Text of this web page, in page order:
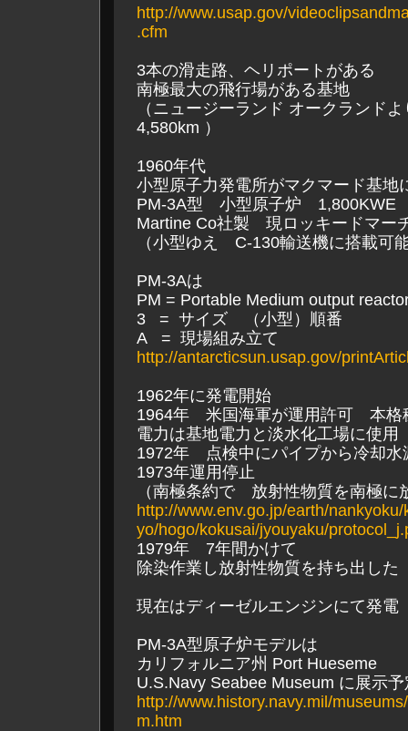
http://www.usap.gov/
.cfm
3本の滑走路、ヘリポートがある
南極最大の飛行場がある基地
（ニュージーランド オークランド
4,580km ）
1960年代
小型原子力発電所がマクマード基地
PM-3A型 小型原子炉
Martine Co社製 現ロッキードマー
（小型ゆえ C-130輸送機に搭載可
PM-3Aは
PM = Portable Medium output
3 = サイズ （小型）順番
A = 現場組み立て
http://antarcticsun.usap.gov/
1962年に発電開始
1964年 米国海軍が運用許可 本格
電力は基地電力と淡水化工場に使用
1972年 点検中にパイプから冷却水
1973年運用停止
（南極条約で 放射性物質を南極に
http://www.env.go.jp/earth/
yo/hogo/kokusai/jyouyaku/
1979年 7年間かけて
除染作業し放射性物質を持ち出した
現在はディーゼルエンジンにて発電
PM-3A型原子炉モデルは
カリフォルニア州 Port Hueseme
U.S.Navy Seabee Museum に展示予
http://www.history.navy.mil/
m.htm